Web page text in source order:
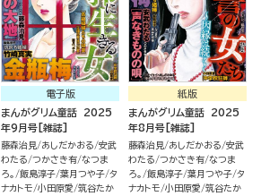
電子版
まんがグリム童話 2025
年9月号[雑誌]
藤森治見 あしだかおる 安武
わたる つかさき有 なつま
ろ。
飯島淳子 葉月つや子 タ
ナカトモ 小田原愛 筑谷たか
紙版
まんがグリム童話 2025
年8月号[雑誌]
藤森治見 あしだかおる 安武
わたる つかさき有 なつま
ろ。
飯島淳子 葉月つや子 タ
ナカトモ 小田原愛 筑谷たか